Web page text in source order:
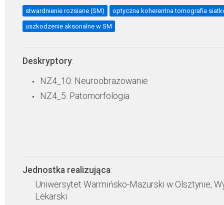
stwardnienie rozsiane (SM) optyczna koherentna tomografia
uszkodzenie aksonalne w SM
Deskryptory:
NZ4_10: Neuroobrazowanie
NZ4_5: Patomorfologia
Jednostka realizująca:
Uniwersytet Warmińsko-Mazurski w Olsztynie,
Lekarski